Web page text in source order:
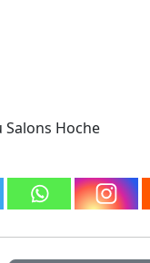
Salons Hoche